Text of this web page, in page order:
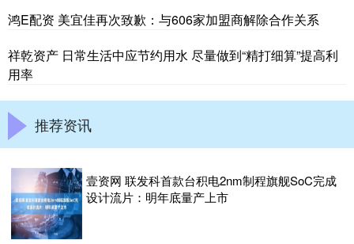
鸿E配资 美宜佳再次致歉：与606家加盟商解除合作关系
祥乾资产 日常生活中应节约用水 尽量做到“精打细算”提高利
用率
推荐资讯
壹资网 联发科首款台积电2nm制程旗舰SoC完成
设计流片：明年底量产上市